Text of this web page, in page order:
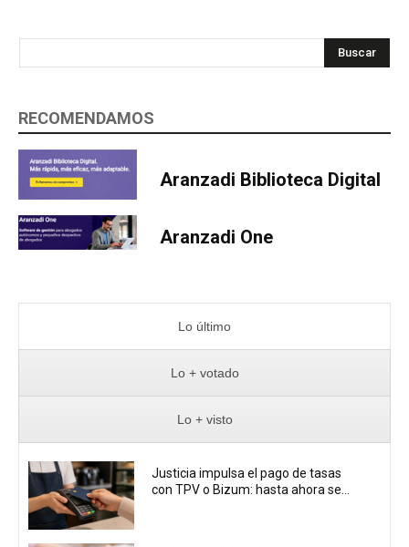
Buscar
RECOMENDAMOS
Aranzadi Biblioteca Digital
Aranzadi One
Lo último
Lo + votado
Lo + visto
Justicia impulsa el pago de tasas
con TPV o Bizum: hasta ahora se...